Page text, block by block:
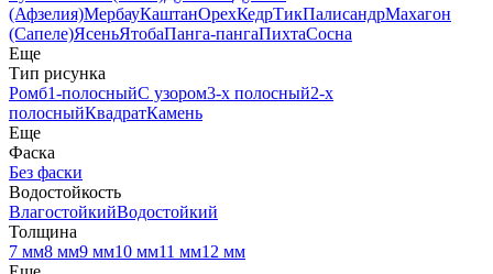
(Афзелия)МербауКаштанОрехКедрТикПалисандрМахагон
(Сапеле)ЯсеньЯтобаПанга-пангаПихтаСосна
Еще
Тип рисунка
Ромб1-полосныйС узором3-х полосный2-х
полосныйКвадратКамень
Еще
Фаска
Без фаски
Водостойкость
ВлагостойкийВодостойкий
Толщина
7 мм8 мм9 мм10 мм11 мм12 мм